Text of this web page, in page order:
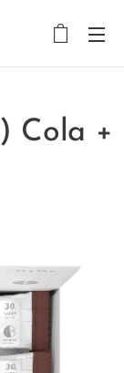
Cola +